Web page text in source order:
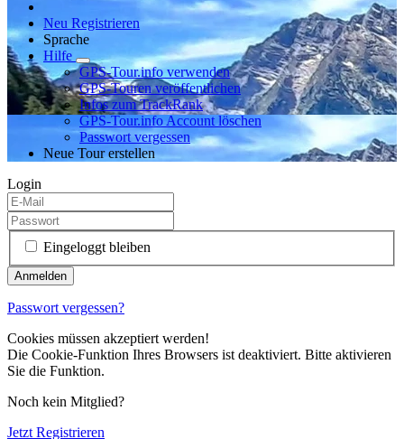
Neu Registrieren
Sprache
Hilfe
GPS-Tour.info verwenden
GPS-Touren veröffentlichen
Infos zum TrackRank
GPS-Tour.info Account löschen
Passwort vergessen
Neue Tour erstellen
Login
Eingeloggt bleiben
Passwort vergessen?
Cookies müssen akzeptiert werden!
Die Cookie-Funktion Ihres Browsers ist deaktiviert. Bitte aktivieren
Sie die Funktion.
Noch kein Mitglied?
Jetzt Registrieren